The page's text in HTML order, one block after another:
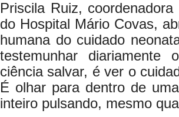
Priscila Ruiz,
do Hospital Mário Covas,
humana do cuidado
testemunhar diariamente
ciência salvar, é ver o
É olhar para dentro de
inteiro pulsando, mesmo